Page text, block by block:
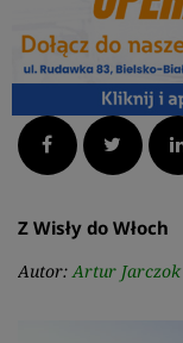
Facebook Twitter
Z Wisły do Włoch
Autor: Artur Jarczok